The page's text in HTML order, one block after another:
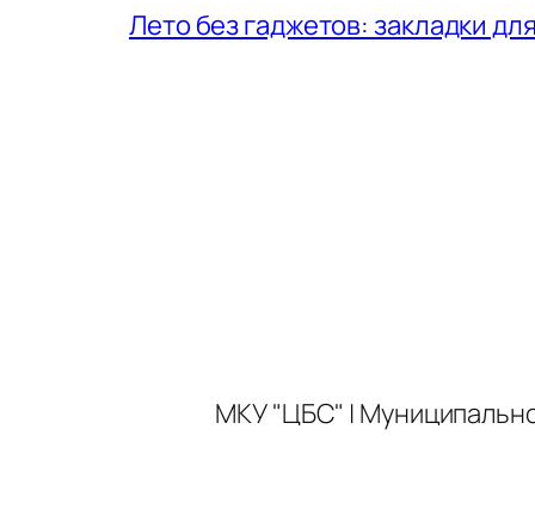
Лето без гаджетов: закладки
МКУ "ЦБС" |